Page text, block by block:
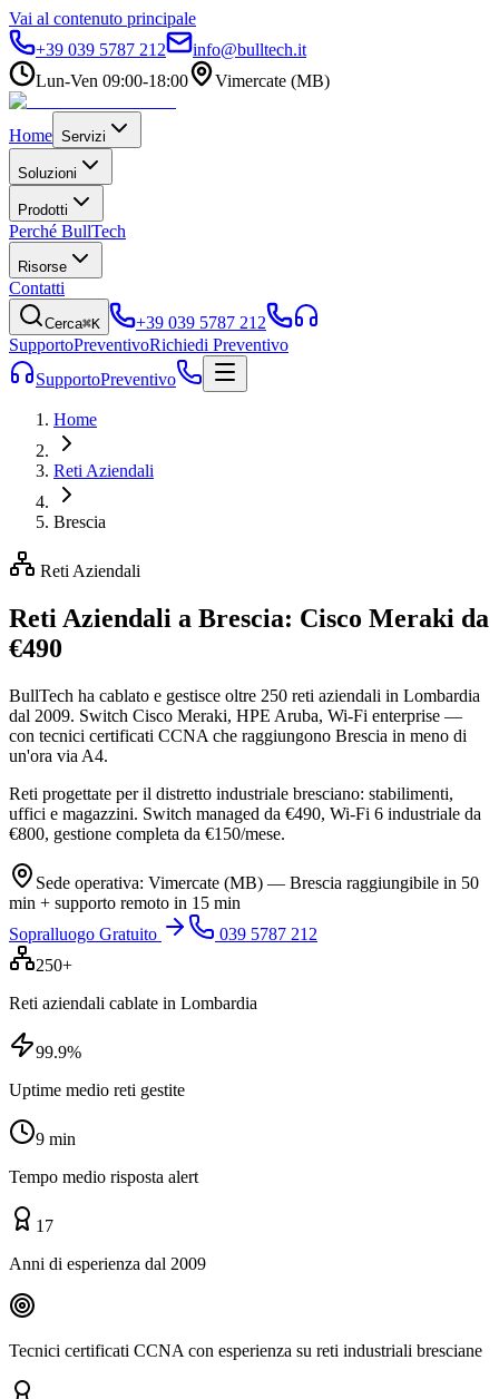
Vai al contenuto principale
+39 039 5787 212
info@bulltech.it
Lun-Ven 09:00-18:00
Vimercate (MB)
Home Servizi
Soluzioni
Prodotti
Perché BullTech
Risorse
Contatti
Cerca⌘K
+39 039 5787 212
SupportoPreventivoRichiedi Preventivo
SupportoPreventivo
Home
Reti Aziendali
Brescia
Reti Aziendali
Reti Aziendali a Brescia: Cisco Meraki da
€490
BullTech ha cablato e gestisce oltre 250 reti aziendali in Lombardia
dal 2009. Switch Cisco Meraki, HPE Aruba, Wi-Fi enterprise —
con tecnici certificati CCNA che raggiungono Brescia in meno di
un'ora via A4.
Reti progettate per il distretto industriale bresciano: stabilimenti,
uffici e magazzini. Switch managed da €490, Wi-Fi 6 industriale da
€800, gestione completa da €150/mese.
Sede operativa: Vimercate (MB) — Brescia raggiungibile in 50
min + supporto remoto in 15 min
Sopralluogo Gratuito
039 5787 212
250+
Reti aziendali cablate in Lombardia
99.9%
Uptime medio reti gestite
9 min
Tempo medio risposta alert
17
Anni di esperienza dal 2009
Tecnici certificati CCNA con esperienza su reti industriali bresciane